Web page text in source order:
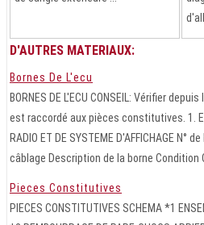
D'AUTRES MATERIAUX:
Bornes De L'ecu
BORNES DE L'ECU CONSEIL: Vérifier
est raccordé aux pièces constitutives. 1.
RADIO ET DE SYSTEME D'AFFICHAGE N°
câblage Description de la borne Condition
Pieces Constitutives
PIECES CONSTITUTIVES SCHEMA *1